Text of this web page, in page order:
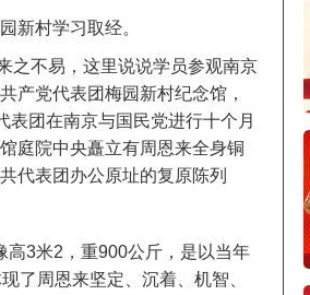
新村学习取经。
不易，这里说说学员参观南京
产党代表团梅园新村纪念馆，
团在南京与国民党进行十个月
庭院中央矗立有周恩来全身铜
代表团办公原址的复原陈列
3米2，重900公斤，是以当年
了周恩来坚定、沉着、机智、